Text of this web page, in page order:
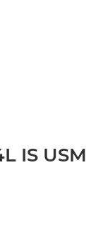
IS USM